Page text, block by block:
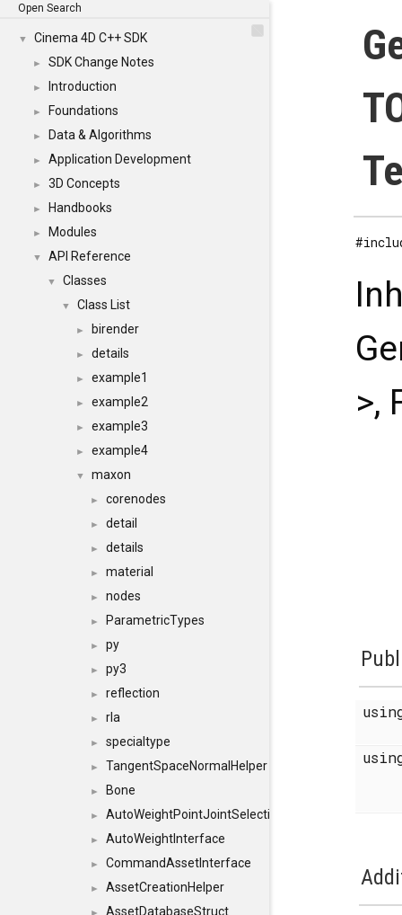
Open Search
▼ Cinema 4D C++ SDK
► SDK Change Notes
► Introduction
► Foundations
► Data & Algorithms
► Application Development
► 3D Concepts
► Handbooks
► Modules
▼ API Reference
▼ Classes
▼ Class List
► birender
► details
► example1
► example2
► example3
► example4
▼ maxon
► corenodes
► detail
► details
► material
► nodes
► ParametricTypes
► py
► py3
► reflection
► rla
► specialtype
► TangentSpaceNormalHelper
► Bone
► AutoWeightPointJointSelections
► AutoWeightInterface
► CommandAssetInterface
► AssetCreationHelper
AssetDatabaseStruct
>,